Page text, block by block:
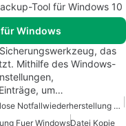
Tool für Windows 10
Windows
das
Mithilfe des Windows-
um…
Kostenlose Notfallwiederherstellung Für Windows
Fuer WindowsDatei Kopie